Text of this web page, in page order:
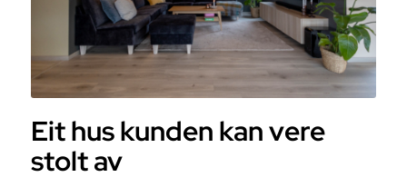
Eit hus kunden kan vere
stolt av